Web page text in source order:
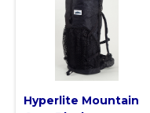
Hyperlite Mountain